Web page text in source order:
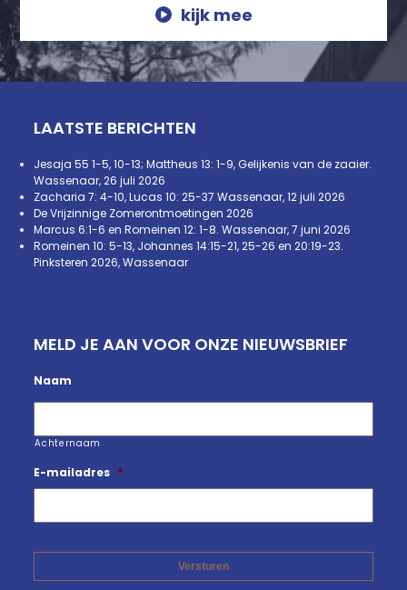
kijk mee
LAATSTE BERICHTEN
Jesaja 55 1-5, 10-13; Mattheus 13: 1-9, Gelijkenis van de zaaier.
Wassenaar, 26 juli 2026
Zacharia 7: 4-10, Lucas 10: 25-37 Wassenaar, 12 juli 2026
De Vrijzinnige Zomerontmoetingen 2026
Marcus 6:1-6 en Romeinen 12: 1-8. Wassenaar, 7 juni 2026
Romeinen 10: 5-13, Johannes 14:15-21, 25-26 en 20:19-23.
Pinksteren 2026, Wassenaar
MELD JE AAN VOOR ONZE NIEUWSBRIEF
Naam
Achternaam
E-mailadres *